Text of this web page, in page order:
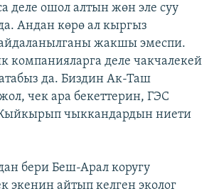
деле ошол алтын жөн эле суу
Андан көрө ал кыргыз
жакшы эмеспи.
компанияларга деле чакчалекей
да. Биздин Ак-Таш
чек ара бекеттерин, ГЭС
Кыйкырып чыккандардын ниети
бери Беш-Арал коругу
экенин айтып келген эколог